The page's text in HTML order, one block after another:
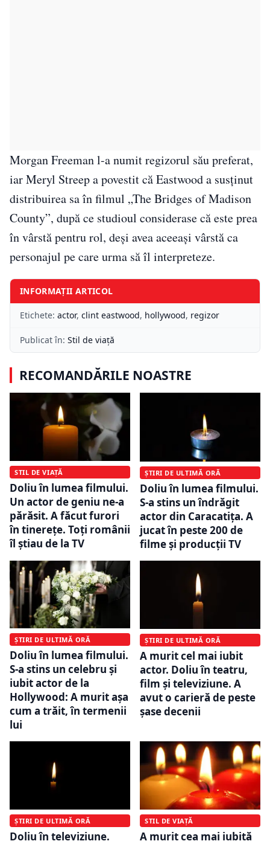
Morgan Freeman l-a numit regizorul său preferat,
iar Meryl Streep a povestit că Eastwood a susținut
distribuirea sa în filmul „The Bridges of Madison
County”, după ce studioul considerase că este prea
în vârstă pentru rol, deși avea aceeași vârstă ca
personajul pe care urma să îl interpreteze.
INFORMAȚII ARTICOL
Etichete: actor, clint eastwood, hollywood, regizor
Publicat în: Stil de viață
RECOMANDĂRILE NOASTRE
STIL DE VIAȚĂ
Doliu în lumea filmului.
Un actor de geniu ne-a
părăsit. A făcut furori
în tinerețe. Toți românii
îl știau de la TV
ȘTIRI DE ULTIMĂ ORĂ
Doliu în lumea filmului.
S-a stins un îndrăgit
actor din Caracatița. A
jucat în peste 200 de
filme și producții TV
ȘTIRI DE ULTIMĂ ORĂ
Doliu în lumea filmului.
S-a stins un celebru și
iubit actor de la
Hollywood: A murit așa
cum a trăit, în termenii
lui
ȘTIRI DE ULTIMĂ ORĂ
A murit cel mai iubit
actor. Doliu în teatru,
film și televiziune. A
avut o carieră de peste
șase decenii
ȘTIRI DE ULTIMĂ ORĂ
Doliu în televiziune.
STIL DE VIAȚĂ
A murit cea mai iubită